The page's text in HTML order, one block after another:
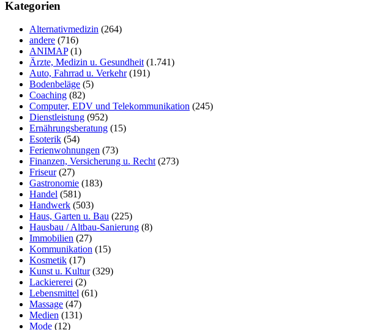
Kategorien
Alternativmedizin (264)
andere (716)
ANIMAP(1)
Ärzte, Medizin u. Gesundheit (1.741)
Auto, Fahrrad u. Verkehr(191)
Bodenbeläge (5)
Coaching (82)
Computer, EDV und Telekommunikation (245)
Dienstleistung (952)
Ernährungsberatung (15)
Esoterik (54)
Ferienwohnungen (73)
Finanzen, Versicherung u. Recht (273)
Friseur(27)
Gastronomie (183)
Handel (581)
Handwerk (503)
Haus, Garten u. Bau (225)
Hausbau / Altbau-Sanierung (8)
Immobilien (27)
Kommunikation (15)
Kosmetik (17)
Kunst u. Kultur(329)
Lackiererei (2)
Lebensmittel (61)
Massage (47)
Medien (131)
Mode (12)